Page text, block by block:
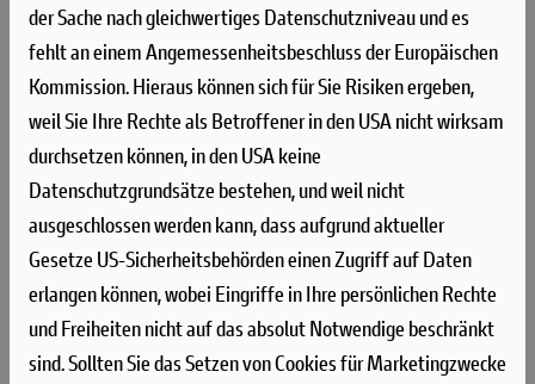
Um die eigene Geschichte neu zu schreiben, muss man
manchmal die Vorspultaste drücken. Genau das hat Ducati mit
dieser neuen Scrambler Generation getan, die zeitgemäßer,
Future comes at night. Die neue Generation der Scrambler
Nightshift ist da. Ihre elegante Seele umfasst das neue, frische
Design der Scrambler Familie mit der eleganten Note eines
Street-Racers, ergänzt durch die unverwechselbare Farbe
Nebula Blue und die komplett schwarzen Aluminium-
Speichenräder, die der Nightshift 2G einen Straßen-Glamour-
der Sache nach gleichwertiges Datenschutzniveau und es
fehlt an einem Angemessenheitsbeschluss der Europäischen
Kommission. Hieraus können sich für Sie Risiken ergeben,
weil Sie Ihre Rechte als Betroffener in den USA nicht wirksam
durchsetzen können, in den USA keine
Datenschutzgrundsätze bestehen, und weil nicht
ausgeschlossen werden kann, dass aufgrund aktueller
Gesetze US-Sicherheitsbehörden einen Zugriff auf Daten
erlangen können, wobei Eingriffe in Ihre persönlichen Rechte
und Freiheiten nicht auf das absolut Notwendige beschränkt
sind.Sollten Sie das Setzen von Cookies für Marketingzwecke